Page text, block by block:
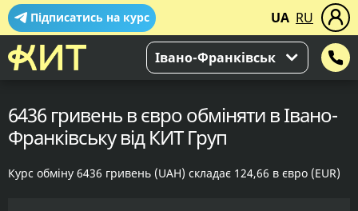
Підписатись на курс UA RU
Івано-Франківськ
6436 гривень в євро обміняти в Івано-
Франківську від КИТ Груп
Курс обміну 6436 гривень (UAH) складає 124,66 в євро (EUR)